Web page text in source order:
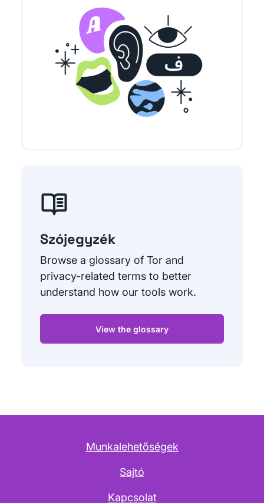
Szójegyzék
Browse a glossary of Tor and
privacy-related terms to better
understand how our tools work.
View the glossary
Munkalehetőségek
Sajtó
Kapcsolat